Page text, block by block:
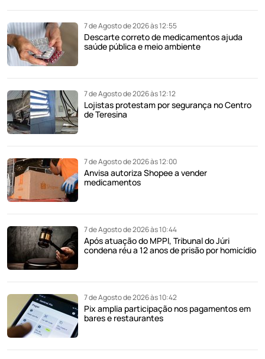
7 de Agosto de 2026 às 12:55
Descarte correto de medicamentos ajuda
saúde pública e meio ambiente
7 de Agosto de 2026 às 12:12
Lojistas protestam por segurança no Centro
de Teresina
7 de Agosto de 2026 às 12:00
Anvisa autoriza Shopee a vender
medicamentos
7 de Agosto de 2026 às 10:44
Após atuação do MPPI, Tribunal do Júri
condena réu a 12 anos de prisão por homicídio
7 de Agosto de 2026 às 10:42
Pix amplia participação nos pagamentos em
bares e restaurantes